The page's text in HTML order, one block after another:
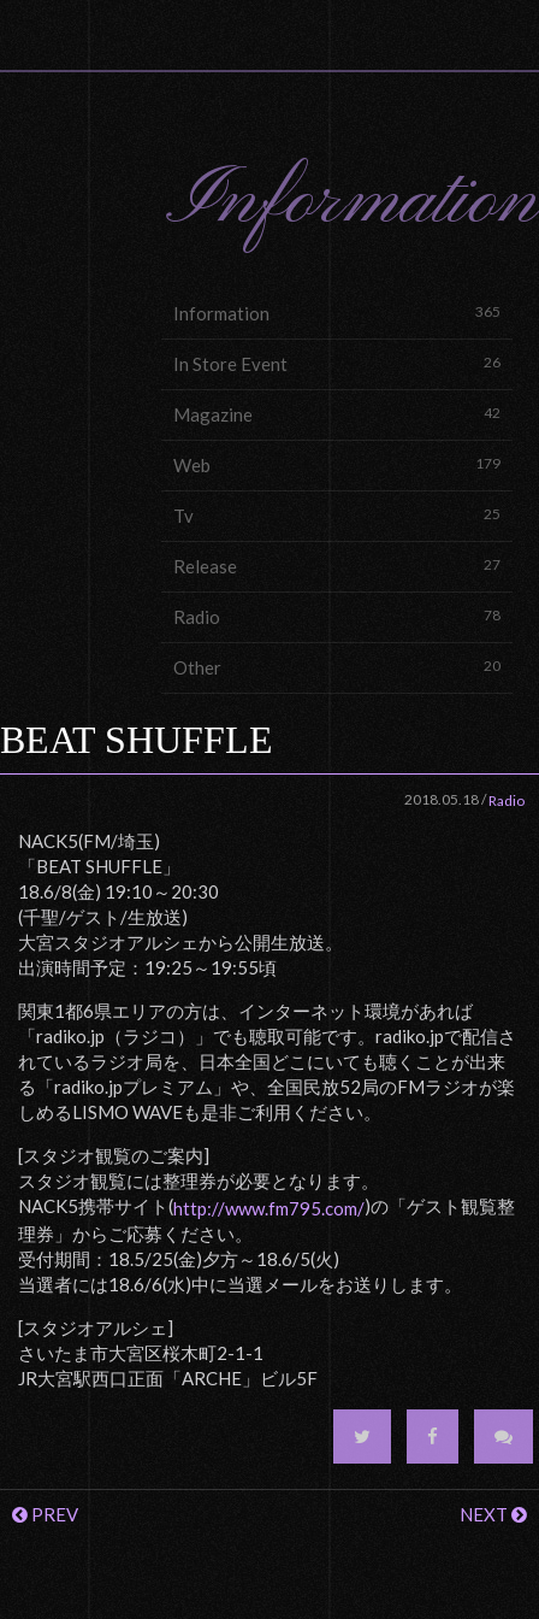
Information
Information 365
In Store Event 26
Magazine 42
Web 179
Tv 25
Release 27
Radio 78
Other 20
BEAT SHUFFLE
2018.05.18/Radio
NACK5(FM/埼玉)
「BEAT SHUFFLE」
18.6/8(金) 19:10～20:30
(千聖/ゲスト/生放送)
大宮スタジオアルシェから公開生放送。
出演時間予定：19:25～19:55頃
関東1都6県エリアの方は、インターネット環境があれば
「radiko.jp（ラジコ）」でも聴取可能です。radiko.jpで配信さ
れているラジオ局を、日本全国どこにいても聴くことが出来
る「radiko.jpプレミアム」や、全国民放52局のFMラジオが楽
しめるLISMO WAVEも是非ご利用ください。
[スタジオ観覧のご案内]
スタジオ観覧には整理券が必要となります。
NACK5携帯サイト(http://www.fm795.com/)の「ゲスト観覧整
理券」からご応募ください。
受付期間：18.5/25(金)夕方～18.6/5(火)
当選者には18.6/6(水)中に当選メールをお送りします。
[スタジオアルシェ]
さいたま市大宮区桜木町2-1-1
JR大宮駅西口正面「ARCHE」ビル5F
PREV NEXT